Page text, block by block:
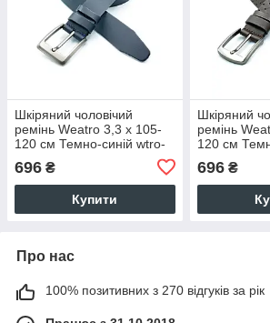
Шкіряний чоловічий
ремінь Weatro 3,3 х 105-
120 см Темно-синій wtro-
696 ₴
Купити
Шкіряний
ремінь
120 см
696₴
Про нас
100% позитивних з 270 відгуків за рік